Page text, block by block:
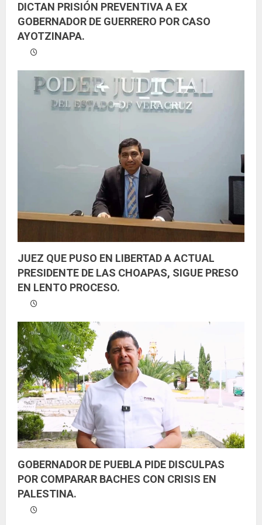
DICTAN PRISIÓN PREVENTIVA A EX
GOBERNADOR DE GUERRERO POR CASO
AYOTZINAPA.
JUEZ QUE PUSO EN LIBERTAD A ACTUAL
PRESIDENTE DE LAS CHOAPAS, SIGUE PRESO
EN LENTO PROCESO.
GOBERNADOR DE PUEBLA PIDE DISCULPAS
POR COMPARAR BACHES CON CRISIS EN
PALESTINA.